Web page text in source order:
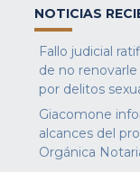
NOTICIAS
Fallo judicial
de no
por delitos
Giacomone
alcances del
Orgánica